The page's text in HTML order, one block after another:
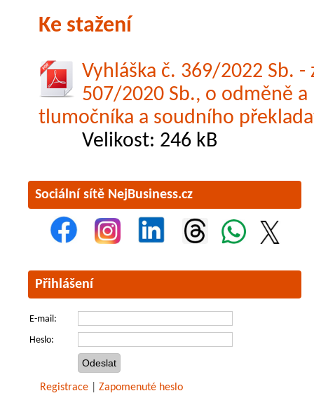
Ke stažení
Vyhláška č. 369/2022 Sb. -
507/2020 Sb., o odměně
tlumočníka a soudního
Velikost: 246 kB
Sociální sítě NejBusiness.cz
Přihlášení
E-mail:
Heslo:
Registrace Zapomenuté heslo